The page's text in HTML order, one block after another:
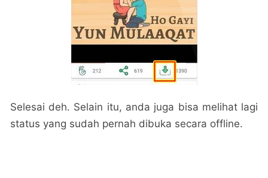
Selesai deh. Selain itu, anda juga bisa melihat lagi
status yang sudah pernah dibuka secara offline.